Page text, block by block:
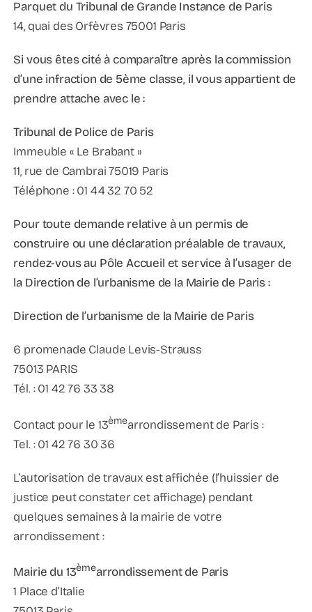
Parquet du Tribunal de Grande Instance de Paris
14, quai des Orfèvres 75001 Paris
Si vous êtes cité à comparaître après la commission
d’une infraction de 5ème classe, il vous appartient de
prendre attache avec le :
Tribunal de Police de Paris
Immeuble « Le Brabant »
11, rue de Cambrai 75019 Paris
Téléphone : 01 44 32 70 52
Pour toute demande relative à un permis de
construire ou une déclaration préalable de travaux,
rendez-vous au Pôle Accueil et service à l’usager de
la Direction de l’urbanisme de la Mairie de Paris :
Direction de l’urbanisme de la Mairie de Paris
6 promenade Claude Levis-Strauss
75013 PARIS
Tél. : 01 42 76 33 38
Contact pour le 13èmearrondissement de Paris :
Tel. : 01 42 76 30 36
L’autorisation de travaux est affichée (l’huissier de
justice peut constater cet affichage) pendant
quelques semaines à la mairie de votre
arrondissement :
Mairie du 13èmearrondissement de Paris
1 Place d’Italie